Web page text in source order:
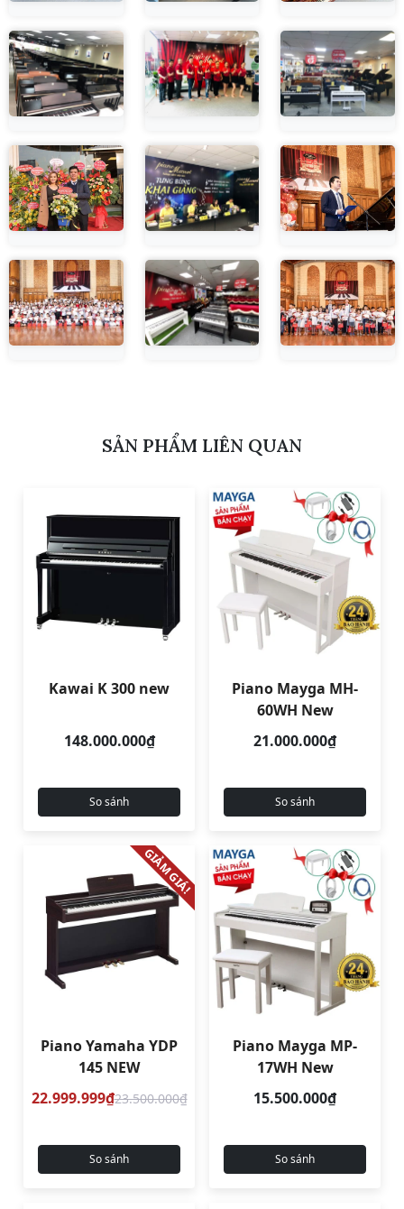
SẢN PHẨM LIÊN QUAN
Kawai K 300 new
148.000.000₫
So sánh
Piano Mayga MH-
60WH New
21.000.000₫
So sánh
GIẢM GIÁ!
Piano Yamaha YDP
145 NEW
22.999.999₫23.500.000₫
So sánh
Piano Mayga MP-
17WH New
15.500.000₫
So sánh